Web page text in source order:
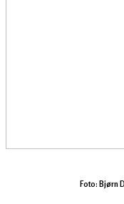
Foto: Bjørn